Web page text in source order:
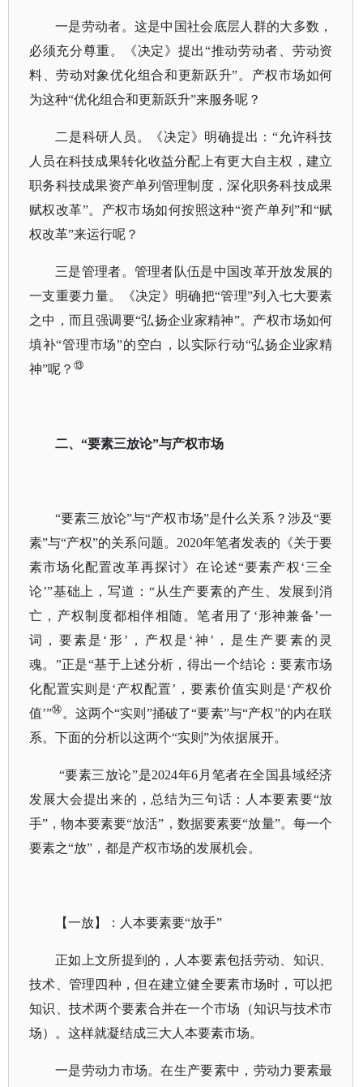
一是劳动者。这是中国社会底层人群的大多数，
必须充分尊重。《决定》提出“推动劳动者、劳动资
料、劳动对象优化组合和更新跃升”。产权市场如何
为这种“优化组合和更新跃升”来服务呢？
二是科研人员。《决定》明确提出：“允许科技
人员在科技成果转化收益分配上有更大自主权，建立
职务科技成果资产单列管理制度，深化职务科技成果
赋权改革”。产权市场如何按照这种“资产单列”和“赋
权改革”来运行呢？
三是管理者。管理者队伍是中国改革开放发展的
一支重要力量。《决定》明确把“管理”列入七大要素
之中，而且强调要“弘扬企业家精神”。产权市场如何
填补“管理市场”的空白，以实际行动“弘扬企业家精
神”呢？ ⑬
二、 “要素三放论”与产权市场
“要素三放论”与“产权市场”是什么关系？涉及“要
素”与“产权”的关系问题。2020年笔者发表的《关于要
素市场化配置改革再探讨》在论述“要素产权‘三全
论’”基础上，写道：“从生产要素的产生、发展到消
亡，产权制度都相伴相随。笔者用了‘形神兼备’一
词，要素是‘形’，产权是‘神’，是生产要素的灵
魂。”正是“基于上述分析，得出一个结论：要素市场
化配置实则是‘产权配置’，要素价值实则是‘产权价
值’”⑭ 。这两个“实则”捅破了“要素”与“产权”的内在联
系。下面的分析以这两个“实则”为依据展开。
“要素三放论”是2024年6月笔者在全国县域经济
发展大会提出来的，总结为三句话：人本要素要“放
手”，物本要素要“放活”，数据要素要“放量”。每一个
要素之“放”，都是产权市场的发展机会。
【一放】：人本要素要“放手”
正如上文所提到的，人本要素包括劳动、知识、
技术、管理四种，但在建立健全要素市场时，可以把
知识、技术两个要素合并在一个市场（知识与技术市
场）。这样就凝结成三大人本要素市场。
一是劳动力市场。在生产要素中，劳动力要素最